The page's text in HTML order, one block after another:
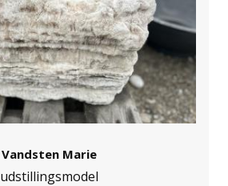
Vandsten Marie
udstillingsmodel